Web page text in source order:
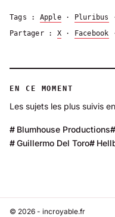
Tags : Apple· Pluribus
Partager : X· Facebook
EN CE MOMENT
Les sujets les plus suivis
Blumhouse Productions
Guillermo Del Toro
© 2026 - incroyable.fr